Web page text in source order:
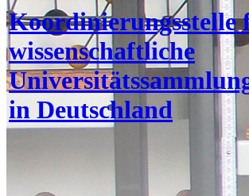
Koordinierungsstelle
wissenschaftliche
in Deutschland